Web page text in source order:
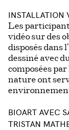
INSTALLATION
Les
vidéo sur des
disposés dans
dessiné avec
composées par
nature ont
BIOART AVEC
TRISTAN